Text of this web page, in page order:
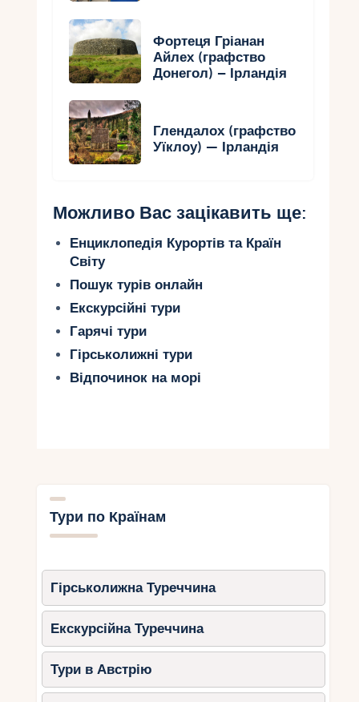
Фортеця Гріанан
Айлех (графство
Донегол) – Ірландія
Глендалох (графство
Уїклоу) — Ірландія
Можливо Вас зацікавить ще:
Енциклопедія Курортів та Країн
Світу
Пошук турів онлайн
Екскурсійні тури
Гарячі тури
Гірськолижні тури
Відпочинок на морі
Тури по Країнам
Гірськолижна Туреччина
Екскурсійна Туреччина
Тури в Австрію